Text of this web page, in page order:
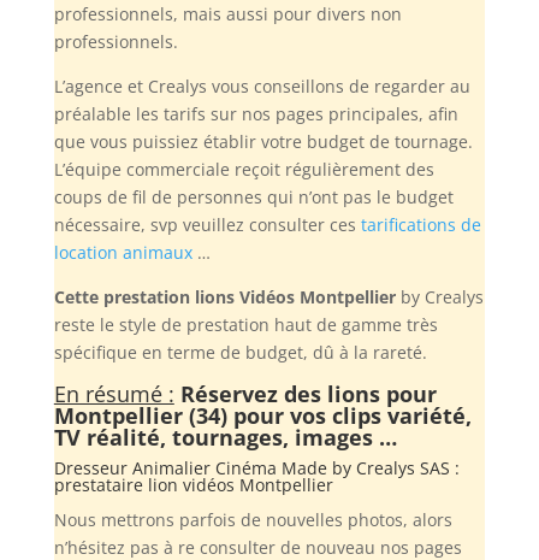
professionnels, mais aussi pour divers non
professionnels.
L’agence et Crealys vous conseillons de regarder au
préalable les tarifs sur nos pages principales, afin
que vous puissiez établir votre budget de tournage.
L’équipe commerciale reçoit régulièrement des
coups de fil de personnes qui n’ont pas le budget
nécessaire, svp veuillez consulter ces tarifications de
location animaux…
Cette prestation lions Vidéos Montpellierby Crealys
reste le style de prestation haut de gamme très
spécifique en terme de budget, dû à la rareté.
En résumé : Réservez des lions pour
Montpellier (34) pour vos clips variété,
TV réalité, tournages, images …
Dresseur Animalier Cinéma Made by Crealys SAS :
prestataire lion vidéos Montpellier
Nous mettrons parfois de nouvelles photos, alors
n’hésitez pas à re consulter de nouveau nos pages